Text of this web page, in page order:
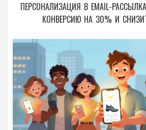
ПЕРСОНАЛИЗАЦИЯ В EMAIL-
КОНВЕРСИЮ НА 30% И